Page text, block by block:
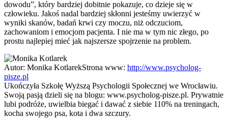
dowodu”, który bardziej dobitnie pokazuje, co dzieje się w
człowieku. Jakoś nadal bardziej skłonni jesteśmy uwierzyć w
wyniki skanów, badań krwi czy moczu, niż odczuciom,
zachowaniom i emocjom pacjenta. I nie ma w tym nic złego, po
prostu najlepiej mieć jak najszersze spojrzenie na problem.
Autor: Monika KotlarekStrona www: http://www.psycholog-
pisze.pl
Ukończyła Szkołę Wyższą Psychologii Społecznej we Wrocławiu.
Swoją pasją dzieli się na blogu: www.psycholog-pisze.pl. Prywatnie
lubi podróże, uwielbia biegać i dawać z siebie 110% na treningach,
kocha swojego psa, kota i dwa szczury.